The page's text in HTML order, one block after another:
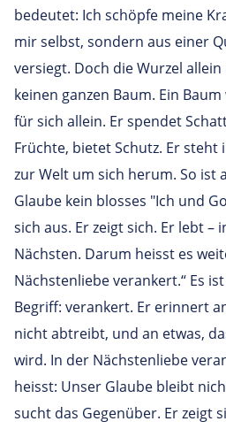
bedeutet: Ich schöpfe meine
mir selbst, sondern aus einer
versiegt. Doch die Wurzel
keinen ganzen Baum. Ein
für sich allein. Er spendet
Früchte, bietet Schutz. Er steht
zur Welt um sich herum. So ist
Glaube kein blosses "Ich und
sich aus. Er zeigt sich. Er lebt –
Nächsten. Darum heisst es
Nächstenliebe verankert.“ Es
Begriff: verankert. Er erinnert
nicht abtreibt, und an etwas,
wird. In der Nächstenliebe
heisst: Unser Glaube bleibt
sucht das Gegenüber. Er zeigt